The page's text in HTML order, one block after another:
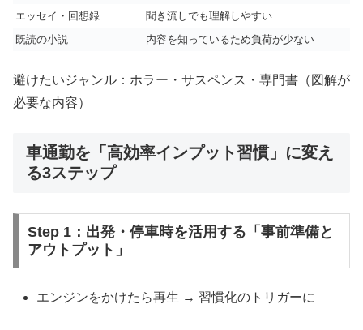
エッセイ・回想録
聞き流しでも理解しやすい
既読の小説
内容を知っているため負荷が少ない
避けたいジャンル：ホラー・サスペンス・専門書（図解が
必要な内容）
車通勤を「高効率インプット習慣」に変え
る3ステップ
Step 1：出発・停車時を活用する「事前準備と
アウトプット」
エンジンをかけたら再生 → 習慣化のトリガーに